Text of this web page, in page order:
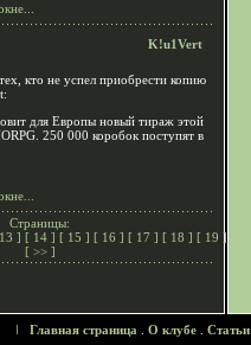
K!u1Vert
кто не успел приобрести копию
для Европы новый тираж этой
250 000 коробок поступят в
Страницы:
13 ] [ 14 ] [ 15 ] [ 16 ] [ 17 ] [ 18 ] [ 19 ]
[ >> ]
Главная страница О клубе Статьи